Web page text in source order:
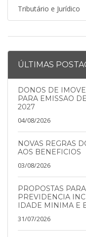
Tributário e Jurídico
ÚLTIMAS
DONOS DE
PARA EMISSAO
2027
04/08/2026
NOVAS REGRAS
AOS BENEFICIOS
03/08/2026
PROPOSTAS
PREVIDENCIA
IDADE MINIMA E
31/07/2026